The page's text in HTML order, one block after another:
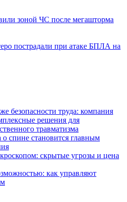
зоной ЧС после мегашторма
пострадали при атаке БПЛА на
безопасности труда: компания
решения для
травматизма
о спине становится главным
скрытые угрозы и цена
как управляют